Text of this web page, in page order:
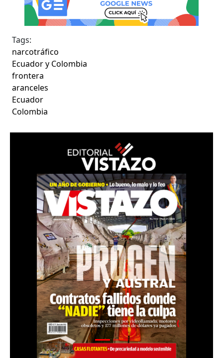
Tags:
narcotráfico
Ecuador y Colombia
frontera
aranceles
Ecuador
Colombia